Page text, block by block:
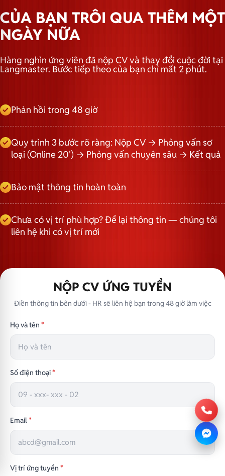
CỦA BẠN TRÔI QUA THÊM MỘT
NGÀY NỮA
Hàng nghìn ứng viên đã nộp CV và thay đổi cuộc đời tại
Langmaster. Bước tiếp theo của bạn chỉ mất 2 phút.
Phản hồi trong 48 giờ
Quy trình 3 bước rõ ràng: Nộp CV → Phỏng vấn sơ
loại (Online 20') → Phỏng vấn chuyên sâu → Kết quả
Bảo mật thông tin hoàn toàn
Chưa có vị trí phù hợp? Để lại thông tin — chúng tôi
liên hệ khi có vị trí mới
NỘP CV ỨNG TUYỂN
Điền thông tin bên dưới - HR sẽ liên hệ bạn trong 48 giờ làm việc
Họ và tên *
Số điện thoại*
Email*
Vị trí ứng tuyển *